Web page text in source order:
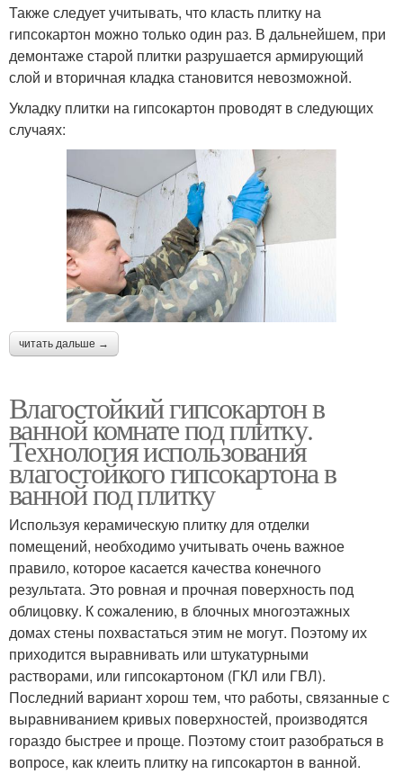
Также следует учитывать, что класть плитку на
гипсокартон можно только один раз. В дальнейшем, при
демонтаже старой плитки разрушается армирующий
слой и вторичная кладка становится невозможной.
Укладку плитки на гипсокартон проводят в следующих
случаях:
читать дальше →
Влагостойкий гипсокартон в
ванной комнате под плитку.
Технология использования
влагостойкого гипсокартона в
ванной под плитку
Используя керамическую плитку для отделки
помещений, необходимо учитывать очень важное
правило, которое касается качества конечного
результата. Это ровная и прочная поверхность под
облицовку. К сожалению, в блочных многоэтажных
домах стены похвастаться этим не могут. Поэтому их
приходится выравнивать или штукатурными
растворами, или гипсокартоном (ГКЛ или ГВЛ).
Последний вариант хорош тем, что работы, связанные с
выравниванием кривых поверхностей, производятся
гораздо быстрее и проще. Поэтому стоит разобраться в
вопросе, как клеить плитку на гипсокартон в ванной.